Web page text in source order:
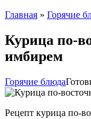
Главная » Горячие
Курица
имбирем
Горячие блюда
Рецепт курица